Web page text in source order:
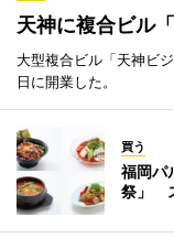
天神に複合ビル
大型複合ビル「天神ビ
日に開業した。
買う
福岡パ
祭」